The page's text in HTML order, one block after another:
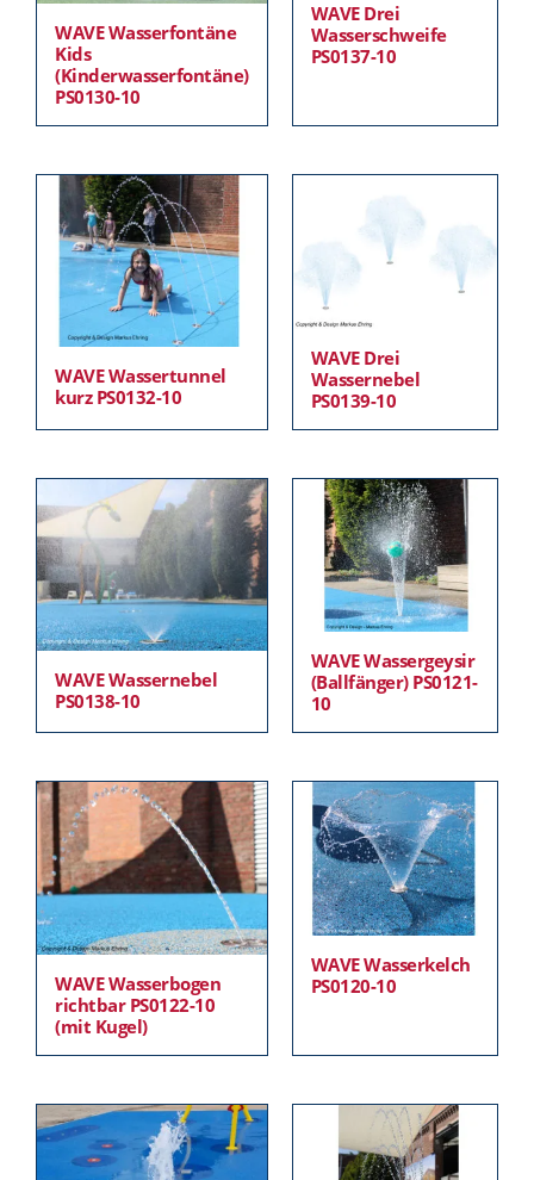
WAVE Wasserfontäne
Kids
(Kinderwasserfontäne)
PS0130-10
WAVE Drei
Wasserschweife
PS0137-10
WAVE Wassertunnel
kurz PS0132-10
WAVE Drei
Wassernebel
PS0139-10
WAVE Wassernebel
PS0138-10
WAVE Wassergeysir
(Ballfänger) PS0121-
10
WAVE Wasserbogen
richtbar PS0122-10
(mit Kugel)
WAVE Wasserkelch
PS0120-10